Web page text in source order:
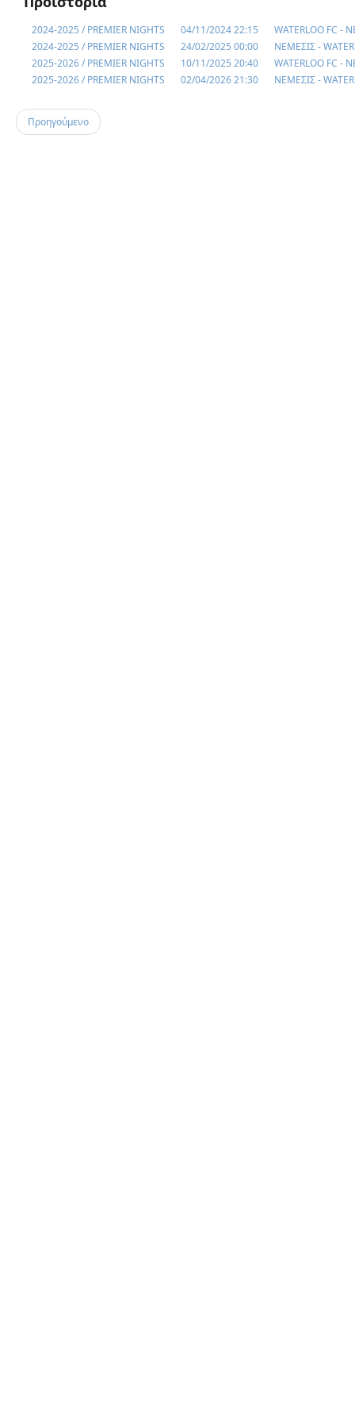
2024-2025 / PREMIER NIGHTS 04/11/2024 22:15
WATERLOO FC -
2024-2025 / PREMIER NIGHTS
24/02/2025 00:00
ΝΕΜΕΣΙΣ -
2025-2026 / PREMIER NIGHTS
10/11/2025 20:40
WATERLOO FC -
2025-2026 / PREMIER NIGHTS
02/04/2026 21:30 ΝΕΜΕΣΙΣ -
Προηγούμενο